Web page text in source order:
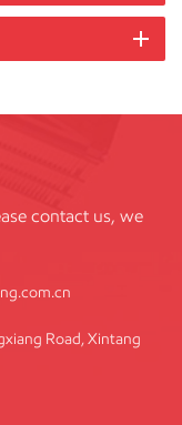
contact us, we
Road, Xintang